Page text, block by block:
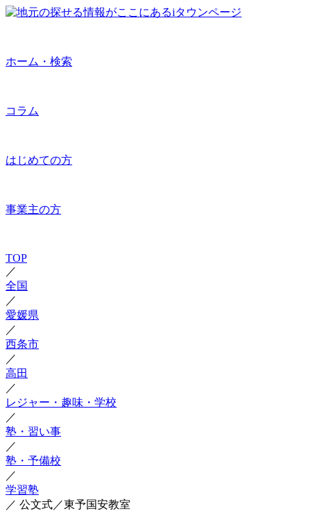
ホーム・検索
コラム
はじめての方
事業主の方
TOP
／
全国
／
愛媛県
／
西条市
／
高田
／
レジャー・趣味・学校
／
塾・習い事
／
塾・予備校
／
学習塾
／ 公文式／東予国安教室